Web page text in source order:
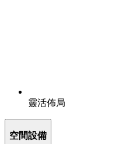
靈活佈局
空間設備